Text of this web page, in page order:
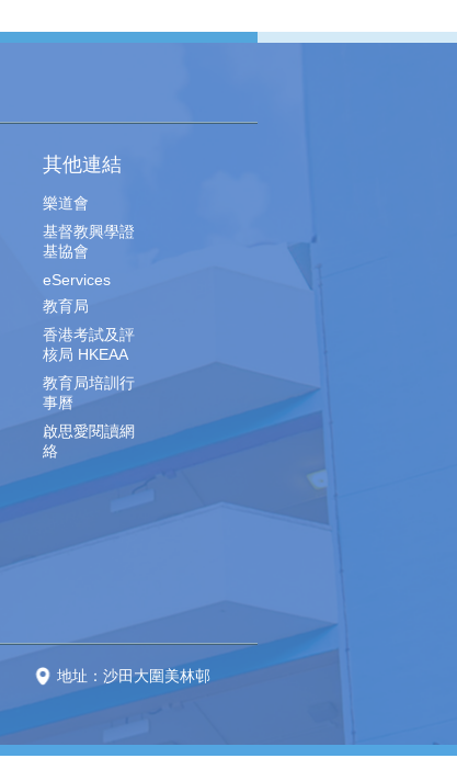
其他連結
樂道會
基督教興學證
基協會
eServices
教育局
香港考試及評
核局 HKEAA
教育局培訓行
事曆
啟思愛閱讀網
絡
地址：沙田大圍美林邨